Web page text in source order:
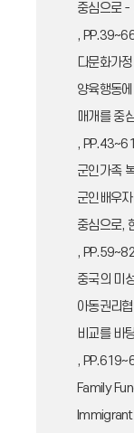
중심으로
,
다문화가
양육행동
매개를 중
,
군인가족
군인배우
중심으로,
,
중국의 미
아동권리
비교를 바
,
Family
Immigrant